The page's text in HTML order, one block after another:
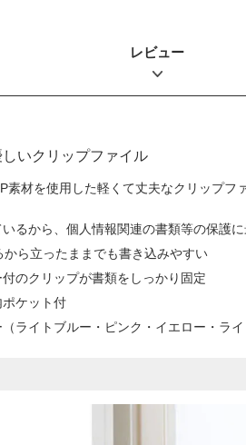
レビュー
いクリップファイル
素材を使用した軽くて丈夫なクリップファ
るから、個人情報関連の書類等の保護に
ら立ったままでも書き込みやすい
のクリップが書類をしっかり固定
ケット付
ライトブルー・ピンク・イエロー・ライ